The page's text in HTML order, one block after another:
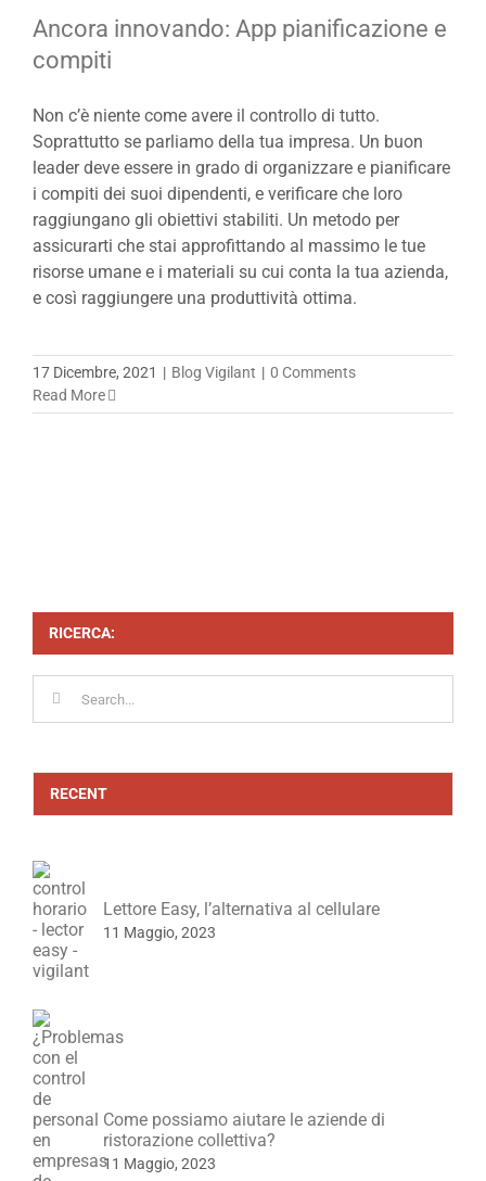
Ancora innovando: App pianificazione e
compiti
Non c’è niente come avere il controllo di tutto.
Soprattutto se parliamo della tua impresa. Un buon
leader deve essere in grado di organizzare e pianificare
i compiti dei suoi dipendenti, e verificare che loro
raggiungano gli obiettivi stabiliti. Un metodo per
assicurarti che stai approfittando al massimo le tue
risorse umane e i materiali su cui conta la tua azienda,
e così raggiungere una produttività ottima.
17 Dicembre, 2021 | Blog Vigilant | 0 Comments
Read More
RICERCA:
RECENT
Lettore Easy, l’alternativa al cellulare
11 Maggio, 2023
Come possiamo aiutare le aziende di
ristorazione collettiva?
11 Maggio, 2023